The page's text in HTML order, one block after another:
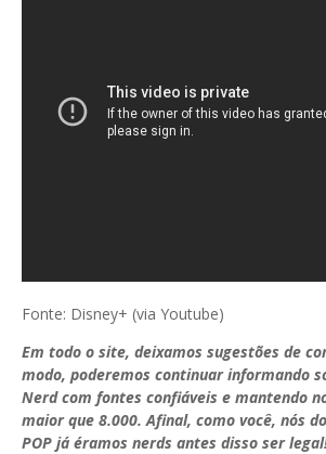
Fonte: Disney+ (via Youtube)
Em todo o site, deixamos sugestões de
modo, poderemos continuar informando
Nerd com fontes confiáveis e mantendo
maior que 8.000. Afinal, como você, nós
POP já éramos nerds antes disso ser